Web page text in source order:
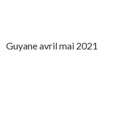
Guyane avril mai 2021